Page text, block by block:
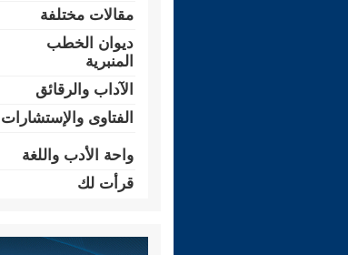
مقالات مختلفة
ديوان الخطب
المنبرية
الآداب والرقائق
الفتاوى والإستشارات
واحة الأدب واللغة
قرأت لك